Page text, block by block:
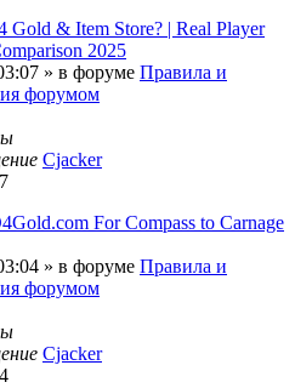
Gold & Item Store? | Real Player
2025
» в форуме Правила и
форумом
Cjacker
For Compass to Carnage
» в форуме Правила и
форумом
Cjacker